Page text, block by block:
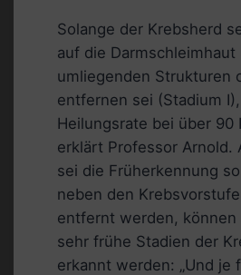
Solange der Krebsherd
auf die
umliegenden Strukturen
entfernen sei (Stadium
Heilungsrate bei über 90
erklärt Professor Arnold.
sei die Früherkennung
neben den
entfernt werden, können
sehr frühe Stadien der
erkannt werden: „Und je